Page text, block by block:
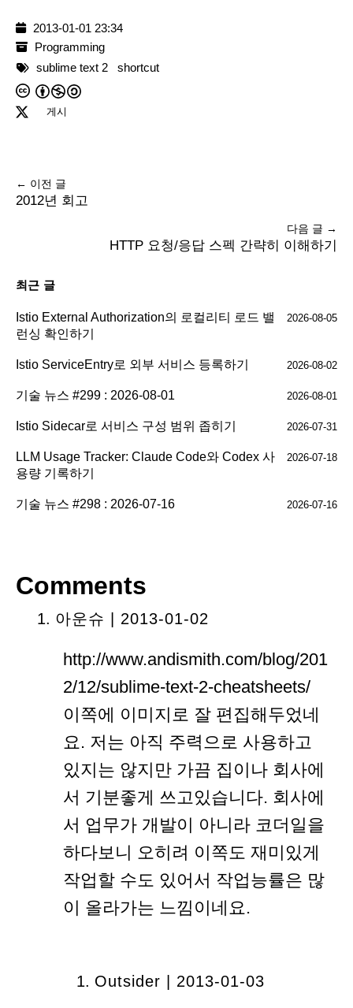
2013-01-01 23:34
Programming
sublime text 2
shortcut
게시
← 이전 글
2012년 회고
다음 글 →
HTTP 요청/응답 스펙 간략히 이해하기
최근 글
Istio External Authorization의 로컬리티 로드 밸
런싱 확인하기
2026-08-05
Istio ServiceEntry로 외부 서비스 등록하기 2026-08-02
기술 뉴스 #299 : 2026-08-01 2026-08-01
Istio Sidecar로 서비스 구성 범위 좁히기 2026-07-31
LLM Usage Tracker: Claude Code와 Codex 사
용량 기록하기
2026-07-18
기술 뉴스 #298 : 2026-07-16 2026-07-16
Comments
아운슈 | 2013-01-02
http://www.andismith.com/blog/201
2/12/sublime-text-2-cheatsheets/
이쪽에 이미지로 잘 편집해두었네
요. 저는 아직 주력으로 사용하고
있지는 않지만 가끔 집이나 회사에
서 기분좋게 쓰고있습니다. 회사에
서 업무가 개발이 아니라 코더일을
하다보니 오히려 이쪽도 재미있게
작업할 수도 있어서 작업능률은 많
이 올라가는 느낌이네요.
Outsider | 2013-01-03